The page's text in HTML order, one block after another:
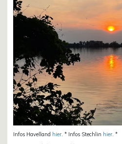
Infos Havelland hier . * Infos Stechlin hier . *